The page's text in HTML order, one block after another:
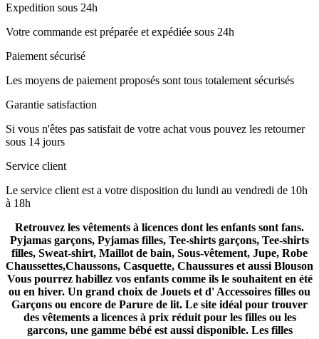
Expedition sous 24h
Votre commande est préparée et expédiée sous 24h
Paiement sécurisé
Les moyens de paiement proposés sont tous totalement sécurisés
Garantie satisfaction
Si vous n'êtes pas satisfait de votre achat vous pouvez les retourner
sous 14 jours
Service client
Le service client est a votre disposition du lundi au vendredi de 10h
à 18h
Retrouvez les vêtements à licences dont les enfants sont fans.
Pyjamas garçons, Pyjamas filles, Tee-shirts garçons, Tee-shirts
filles, Sweat-shirt, Maillot de bain, Sous-vêtement, Jupe, Robe
Chaussettes,Chaussons, Casquette, Chaussures et aussi Blouson
Vous pourrez habillez vos enfants comme ils le souhaitent en été
ou en hiver. Un grand choix de Jouets et d' Accessoires filles ou
Garçons ou encore de Parure de lit. Le site idéal pour trouver
des vêtements a licences à prix réduit pour les filles ou les
garcons, une gamme bébé est aussi disponible. Les filles